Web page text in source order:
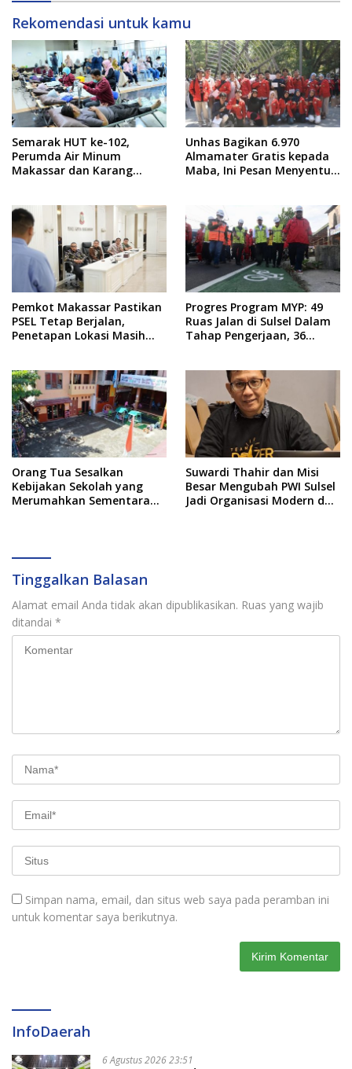
Rekomendasi untuk kamu
Semarak HUT ke-102,
Perumda Air Minum
Makassar dan Karang
Unhas Bagikan 6.970
Almamater Gratis kepada
Maba, Ini Pesan Menyentuh
Pemkot Makassar Pastikan
PSEL Tetap Berjalan,
Penetapan Lokasi Masih
Progres Program MYP: 49
Ruas Jalan di Sulsel Dalam
Tahap Pengerjaan, 36
Orang Tua Sesalkan
Kebijakan Sekolah yang
Merumahkan Sementara
Suwardi Thahir dan Misi
Besar Mengubah PWI Sulsel
Jadi Organisasi Modern dan
Tinggalkan Balasan
Alamat email Anda tidak akan dipublikasikan. Ruas yang wajib
ditandai *
Simpan nama, email, dan situs web saya pada peramban ini
untuk komentar saya berikutnya.
InfoDaerah
6 Agustus 2026 23:51